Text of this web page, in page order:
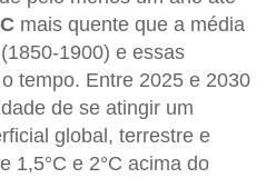
mais quente que a média
1900) e essas
tempo. Entre 2025 e 2030
de se atingir um
global, terrestre e
1,5°C e 2°C acima do